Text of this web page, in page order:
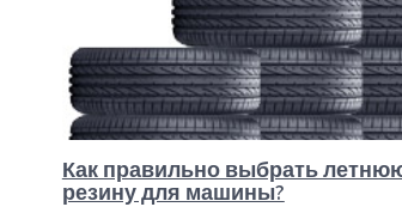
Как правильно выбрать
резину для машины?